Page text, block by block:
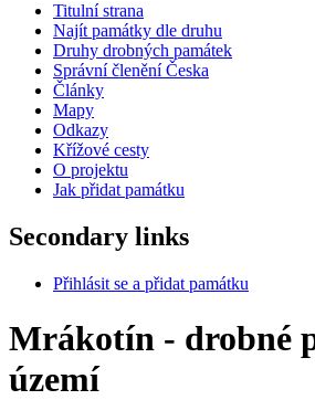
Titulní strana
Najít památky dle druhu
Druhy drobných památek
Správní členění Česka
Články
Mapy
Odkazy
Křížové cesty
O projektu
Jak přidat památku
Secondary links
Přihlásit se a přidat památku
Mrákotín - drobné
území